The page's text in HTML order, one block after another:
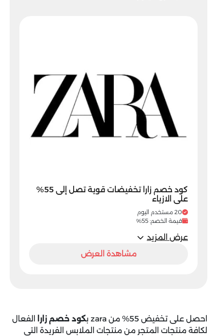
كود خصم زارا تخفيضات قوية تصل إلى 55%
على الازياء
20 مستخدم اليوم
قيمة الخصم: 55%
عرض المزيد
مشاهدة العرض
احصل على تخفيض 55% من zara ب كود خصم زارا
الفعال
لكافة منتجات المتجر من منتجات الملابس الفريدة التي